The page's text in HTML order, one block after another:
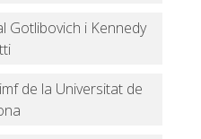
Gotlibovich i Kennedy
de la Universitat de